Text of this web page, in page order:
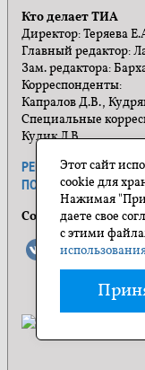
Кто делает ТИА
Директор: Теряева
Главный редактор:
Зам. редактора:
Корреспонденты:
Капралов Д.В.,
Специальные
Кулик Л.В.
РЕКЛАМА ПРАВИЛА
ПОЛИТИКА
Социальные сети
Этот сайт
cookie для
Нажимая
даете свое
с этими